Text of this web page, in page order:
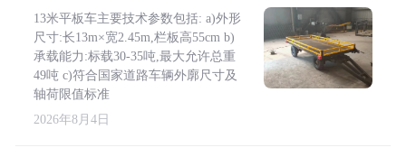
13米平板车主要技术参数包括: a)外形
尺寸:长13m×宽2.45m,栏板高55cm b)
承载能力:标载30-35吨,最大允许总重
49吨 c)符合国家道路车辆外廓尺寸及
轴荷限值标准
2026年8月4日